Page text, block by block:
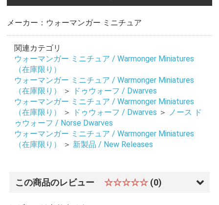
メーカー：ウォーマンガー ミニチュア
関連カテゴリ
ウォーマンガー ミニチュア / Warmonger Miniatures
（在庫限り）
ウォーマンガー ミニチュア / Warmonger Miniatures
（在庫限り）
＞
ドゥウォーフ / Dwarves
ウォーマンガー ミニチュア / Warmonger Miniatures
（在庫限り）
＞ ドゥウォーフ / Dwarves ＞ ノース ド
ゥウォーフ / Norse Dwarves
ウォーマンガー ミニチュア / Warmonger Miniatures
（在庫限り）
＞ 新製品 / New Releases
この商品のレビュー ☆☆☆☆☆ (0)